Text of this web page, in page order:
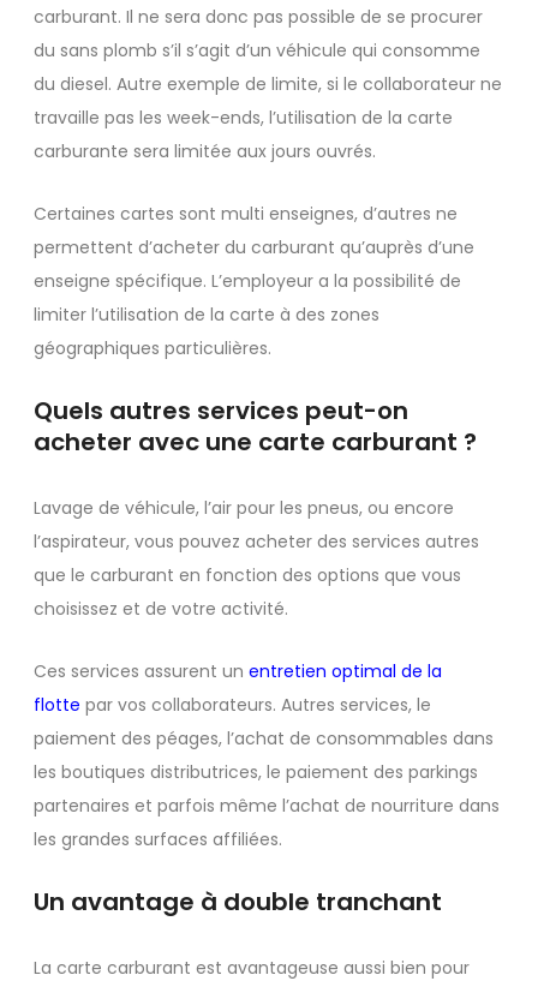
carburant. Il ne sera donc pas possible de se procurer
du sans plomb s’il s’agit d’un véhicule qui consomme
du diesel. Autre exemple de limite, si le collaborateur ne
travaille pas les week-ends, l’utilisation de la carte
carburante sera limitée aux jours ouvrés.
Certaines cartes sont multi enseignes, d’autres ne
permettent d’acheter du carburant qu’auprès d’une
enseigne spécifique. L’employeur a la possibilité de
limiter l’utilisation de la carte à des zones
géographiques particulières.
Quels autres services peut-on
acheter avec une carte carburant ?
Lavage de véhicule, l’air pour les pneus, ou encore
l’aspirateur, vous pouvez acheter des services autres
que le carburant en fonction des options que vous
choisissez et de votre activité.
Ces services assurent un entretien optimal de la
flotte par vos collaborateurs. Autres services, le
paiement des péages, l’achat de consommables dans
les boutiques distributrices, le paiement des parkings
partenaires et parfois même l’achat de nourriture dans
les grandes surfaces affiliées.
Un avantage à double tranchant
La carte carburant est avantageuse aussi bien pour